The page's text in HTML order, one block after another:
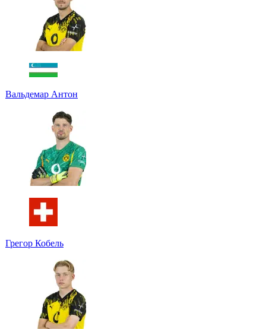
Вальдемар Антон
Грегор Кобель